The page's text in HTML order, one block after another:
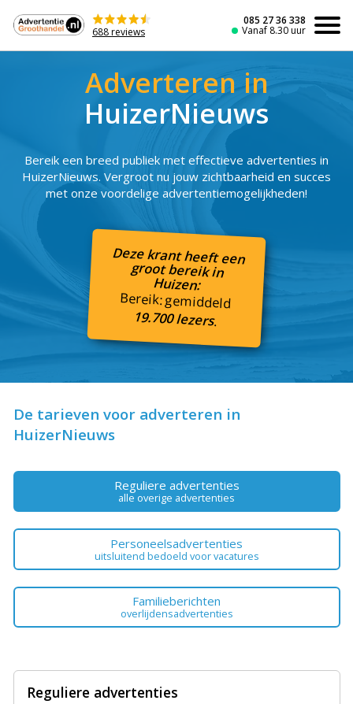
de
inhoud
688 reviews
085 27 36 338
Vanaf 8.30 uur
Adverteren in
HuizerNieuws
Bereik een breed publiek met effectieve advertenties in
HuizerNieuws. Vergroot nu jouw zichtbaarheid en succes
met onze voordelige advertentiemogelijkheden!
Deze krant heeft een
groot bereik in
Huizen:
Bereik: gemiddeld
19.700 lezers.
De tarieven voor adverteren in
HuizerNieuws
Reguliere advertenties
alle overige advertenties
Personeelsadvertenties
uitsluitend bedoeld voor vacatures
Familieberichten
overlijdensadvertenties
Reguliere advertenties